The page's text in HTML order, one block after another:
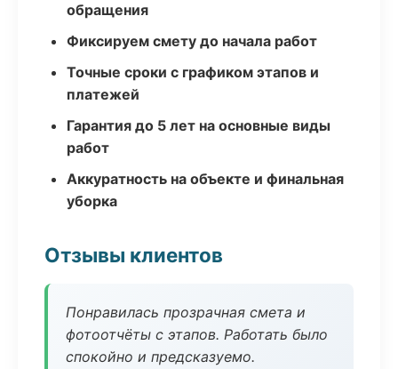
обращения
Фиксируем смету до начала работ
Точные сроки с графиком этапов и
платежей
Гарантия до 5 лет на основные виды
работ
Аккуратность на объекте и финальная
уборка
Отзывы клиентов
Понравилась прозрачная смета и
фотоотчёты с этапов. Работать было
спокойно и предсказуемо.